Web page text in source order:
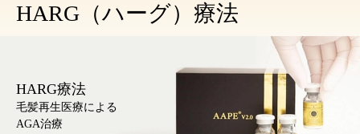
HARG（ハーグ）療法
HARG療法
毛髪再生医療による
AGA治療